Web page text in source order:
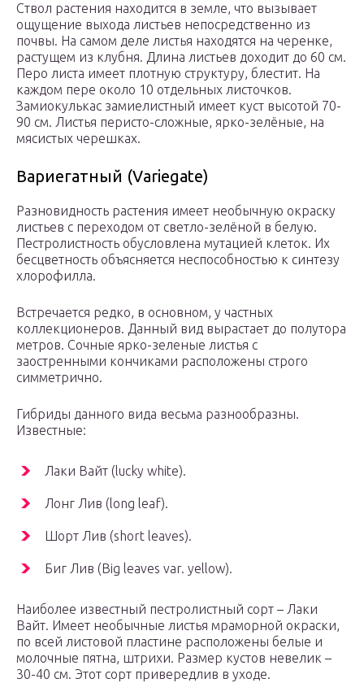
Ствол растения находится в земле, что вызывает
ощущение выхода листьев непосредственно из
почвы. На самом деле листья находятся на черенке,
растущем из клубня. Длина листьев доходит до 60 см.
Перо листа имеет плотную структуру, блестит. На
каждом пере около 10 отдельных листочков.
Замиокулькас замиелистный имеет куст высотой 70-
90 см. Листья перисто-сложные, ярко-зелёные, на
мясистых черешках.
Вариегатный (Variegate)
Разновидность растения имеет необычную окраску
листьев с переходом от светло-зелёной в белую.
Пестролистность обусловлена мутацией клеток. Их
бесцветность объясняется неспособностью к синтезу
хлорофилла.
Встречается редко, в основном, у частных
коллекционеров. Данный вид вырастает до полутора
метров. Сочные ярко-зеленые листья с
заостренными кончиками расположены строго
симметрично.
Гибриды данного вида весьма разнообразны.
Известные:
Лаки Вайт (lucky white).
Лонг Лив (long leaf).
Шорт Лив (short leaves).
Биг Лив (Big leaves var. yellow).
Наиболее известный пестролистный сорт – Лаки
Вайт. Имеет необычные листья мраморной окраски,
по всей листовой пластине расположены белые и
молочные пятна, штрихи. Размер кустов невелик –
30-40 см. Этот сорт привередлив в уходе.